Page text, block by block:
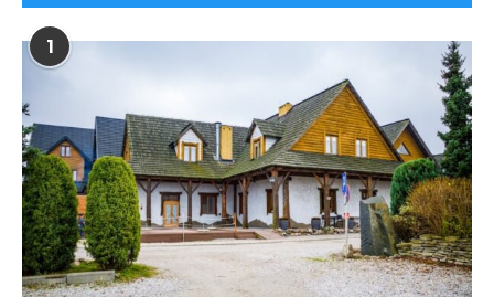
1